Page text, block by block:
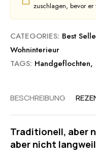
zuschlagen, bevor er
CATEGORIES: Best
Wohninterieur
TAGS: Handgeflochten,
BESCHREIBUNG
Traditionell, aber
aber nicht